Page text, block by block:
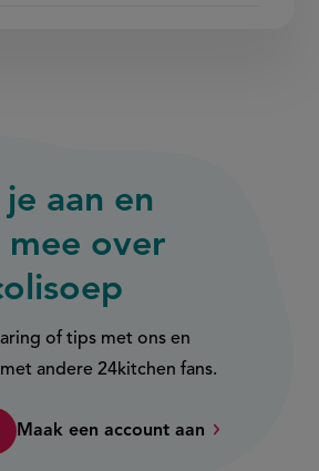
aan en
mee over
of tips met ons en
andere 24kitchen fans.
Maak een account aan